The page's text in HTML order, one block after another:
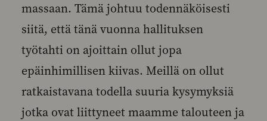
massaan. Tämä johtuu todennäköisesti
siitä, että tänä vuonna hallituksen
työtahti on ajoittain ollut jopa
epäinhimillisen kiivas. Meillä on ollut
ratkaistavana todella suuria kysymyksiä
jotka ovat liittyneet maamme talouteen ja